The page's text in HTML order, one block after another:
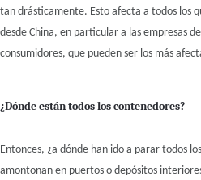
tan drásticamente. Esto afecta a todos los
desde China, en particular a las empresas
consumidores, que pueden ser los más
¿Dónde están todos los contenedores?
Entonces, ¿a dónde han ido a parar todos
amontonan en puertos o depósitos